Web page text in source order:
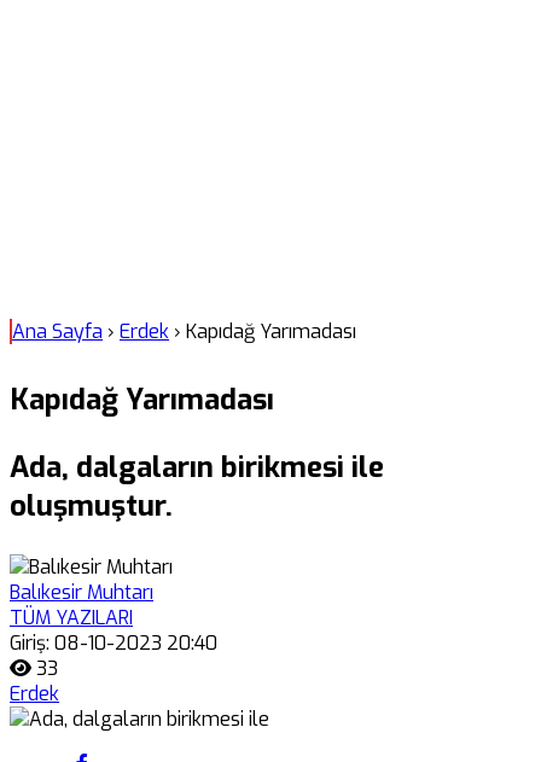
Ana Sayfa › Erdek › Kapıdağ Yarımadası
Kapıdağ Yarımadası
Ada, dalgaların birikmesi ile
oluşmuştur.
Balıkesir Muhtarı
TÜM YAZILARI
Giriş: 08-10-2023 20:40
33
Erdek